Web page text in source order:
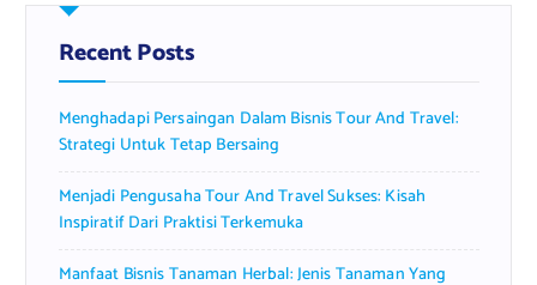
h
f
o
:
Recent Posts
Menghadapi Persaingan Dalam Bisnis Tour And Travel:
Strategi Untuk Tetap Bersaing
Menjadi Pengusaha Tour And Travel Sukses: Kisah
Inspiratif Dari Praktisi Terkemuka
Manfaat Bisnis Tanaman Herbal: Jenis Tanaman Yang